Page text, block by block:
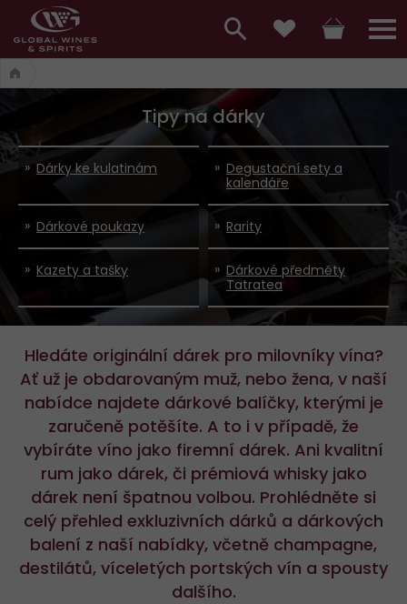
Hlavní
menu,
košík,
vyhledávání,
přihlášení
a
Tipy na dárky
Dárky ke kulatinám
Degustační sety a
kalendáře
Dárkové poukazy Rarity
Kazety a tašky
Dárkové předměty
Tatratea
Hledáte originální dárek pro milovníky vína?
Ať už je obdarovaným muž, nebo žena, v naší
nabídce najdete dárkové balíčky, kterými je
zaručeně potěšíte. A to i v případě, že
vybíráte víno jako firemní dárek. Ani kvalitní
rum jako dárek, či prémiová whisky jako
dárek není špatnou volbou. Prohlédněte si
celý přehled exkluzivních dárků a dárkových
balení z naší nabídky, včetně champagne,
destilátů, víceletých portských vín a spousty
dalšího.